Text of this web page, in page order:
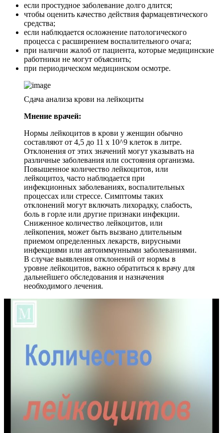
если простудное заболевание долго длится;
чтобы оценить качество действия фармацевтического
средства;
если наблюдается осложнение патологического
процесса с расширением воспалительного очага;
при наличии жалоб от пациента, которые медицинские
работники не могут объяснить;
при периодическом медицинском осмотре.
Сдача анализа крови на лейкоциты
Мнение врачей:
Нормы лейкоцитов в крови у женщин обычно
составляют от 4,5 до 11 х 10^9 клеток в литре.
Отклонения от этих значений могут указывать на
различные заболевания или состояния организма.
Повышенное количество лейкоцитов, или
лейкоцитоз, часто наблюдается при
инфекционных заболеваниях, воспалительных
процессах или стрессе. Симптомы таких
отклонений могут включать лихорадку, слабость,
боль в горле или другие признаки инфекции.
Сниженное количество лейкоцитов, или
лейкопения, может быть вызвано длительным
приемом определенных лекарств, вирусными
инфекциями или автоиммунными заболеваниями.
В случае выявления отклонений от нормы в
уровне лейкоцитов, важно обратиться к врачу для
дальнейшего обследования и назначения
необходимого лечения.